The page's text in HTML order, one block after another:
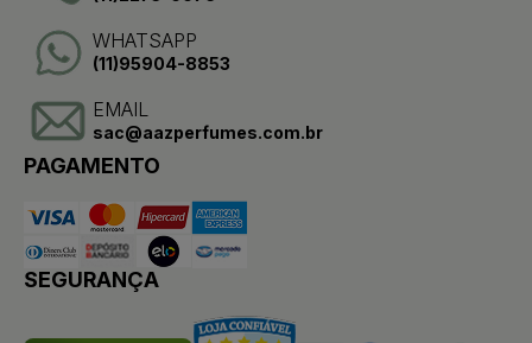
WHATSAPP
(11)95904-8853
EMAIL
sac@aazperfumes.com.br
PAGAMENTO
SEGURANÇA